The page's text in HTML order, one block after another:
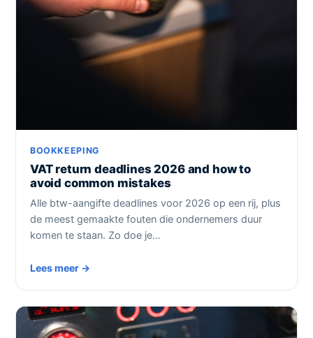
BOOKKEEPING
VAT return deadlines 2026 and how to
avoid common mistakes
Alle btw-aangifte deadlines voor 2026 op een rij, plus
de meest gemaakte fouten die ondernemers duur
komen te staan. Zo doe je…
Lees meer →